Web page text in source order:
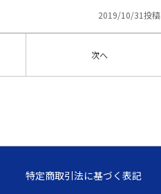
2019/10/31投稿
次へ
特定商取引法に基づく表記